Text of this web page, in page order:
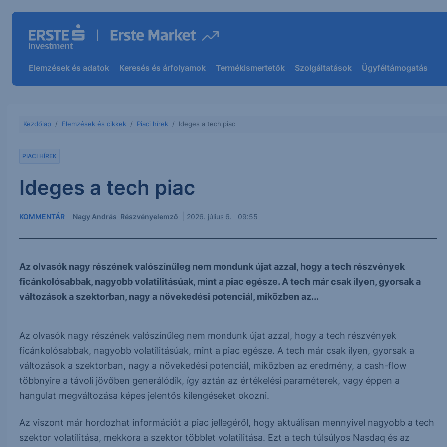
Elemzések és adatok Keresés és árfolyamok Termékismertetők Szolgáltatások Ügyféltámogatás
Kezdőlap Elemzések és cikkek Piaci hírek Ideges a tech piac
PIACI HÍREK
Ideges a tech piac
KOMMENTÁR Nagy András Részvényelemző 2026. július 6. 09:55
Az olvasók nagy részének valószínűleg nem mondunk újat azzal, hogy a tech részvények
ficánkolósabbak, nagyobb volatilitásúak, mint a piac egésze. A tech már csak ilyen, gyorsak a
változások a szektorban, nagy a növekedési potenciál, miközben az...
Az olvasók nagy részének valószínűleg nem mondunk újat azzal, hogy a tech részvények
ficánkolósabbak, nagyobb volatilitásúak, mint a piac egésze. A tech már csak ilyen, gyorsak a
változások a szektorban, nagy a növekedési potenciál, miközben az eredmény, a cash-flow
többnyire a távoli jövőben generálódik, így aztán az értékelési paraméterek, vagy éppen a
hangulat megváltozása képes jelentős kilengéseket okozni.
Az viszont már hordozhat információt a piac jellegéről, hogy aktuálisan mennyivel nagyobb a tech
szektor volatilitása, mekkora a szektor többlet volatilitása. Ezt a tech túlsúlyos Nasdaq és az